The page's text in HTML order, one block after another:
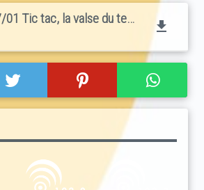
01. 07/01 Tic tac, la valse du temps file_download